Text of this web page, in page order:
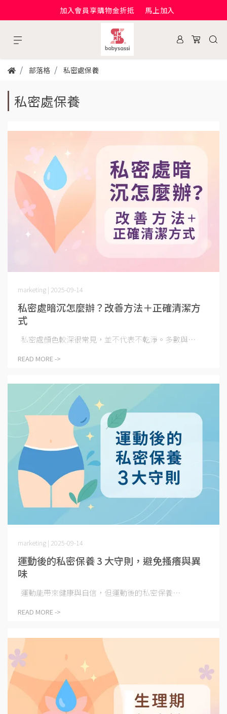
加入會員享購物金折抵 馬上加入
部落格 私密處保養
私密處保養
私密處暗沉怎麼辦？改善方法＋正確清潔方
式
marketing | 2025-09-14
私密處顏色較深很常見，並不代表不乾淨。多數與⋯
READ MORE ->
運動後的私密保養 3 大守則，避免搔癢與異
味
marketing | 2025-09-14
運動能帶來健康與自信，但運動後的私密保養⋯
READ MORE ->